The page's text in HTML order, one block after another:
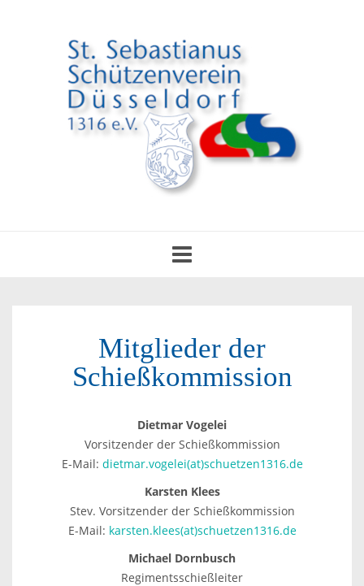
navigation
Mitglieder der
Schießkommission
Dietmar Vogelei
Vorsitzender der Schießkommission
E-Mail: dietmar.vogelei(at)schuetzen1316.de
Karsten Klees
Stev. Vorsitzender der Schießkommission
E-Mail: karsten.klees(at)schuetzen1316.de
Michael Dornbusch
Regimentsschießleiter